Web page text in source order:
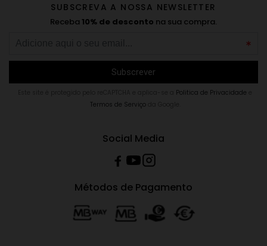
SUBSCREVA A NOSSA NEWSLETTER
Receba 10% de desconto na sua compra.
Politica de Privacidade
Termos de Serviçoda Google.
Social Media
Métodos de Pagamento